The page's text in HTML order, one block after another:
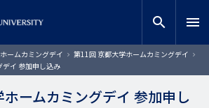
イト内検索
検索
search menu
ームカミングデイ
第11回 京都大学ホームカミングデイ
イ 参加申し込み
ームカミングデイ 参加申し